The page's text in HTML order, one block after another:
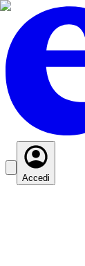
Accedi